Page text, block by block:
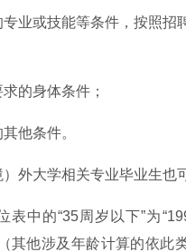
专业或技能等条件，按照招
的身体条件；
他条件。
外大学相关专业毕业生也
表中的“35周岁以下”为
其他涉及年龄计算的依此